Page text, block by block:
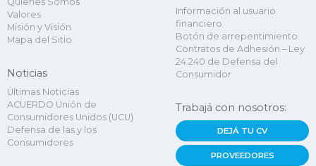
Valores
Misión y Visión
Mapa del Sitio
Noticias
Últimas Noticias
ACUERDO Unión de
Consumidores Unidos (UCU)
Defensa de las y los
Consumidores
Información al usuario
financiero
Botón de arrepentimiento
Contratos de Adhesión – Ley
24.240 de Defensa del
Consumidor
Trabajá con nosotros:
DEJÁ TU CV
PROVEEDORES